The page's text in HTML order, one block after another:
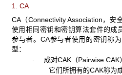
1. CA
CA（Connectivity Association，安
使用相同密钥和密钥算法套件的成
参与者。CA参与者使用的密钥称
型：
· 成对CAK（Pairwise CAK
它们所拥有的CAK称为